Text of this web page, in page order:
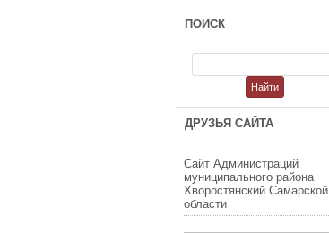
ПОИСК
ДРУЗЬЯ САЙТА
Сайт Администраций
муниципального района
Хворостянский Самарской
области